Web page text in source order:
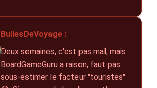
BullesDeVoyage :
Deux semaines, c'est pas mal, mais
BoardGameGuru a raison, faut pas
sous-estimer le facteur "touristes"